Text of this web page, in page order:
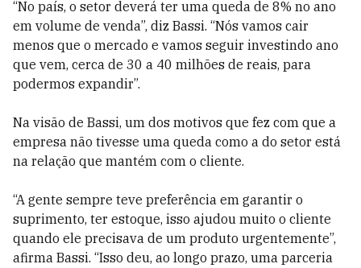
“No país, o setor deverá ter uma queda de 8% no ano
em volume de venda”, diz Bassi. “Nós vamos cair
menos que o mercado e vamos seguir investindo ano
que vem, cerca de 30 a 40 milhões de reais, para
podermos expandir”.
Na visão de Bassi, um dos motivos que fez com que a
empresa não tivesse uma queda como a do setor está
na relação que mantém com o cliente.
“A gente sempre teve preferência em garantir o
suprimento, ter estoque, isso ajudou muito o cliente
quando ele precisava de um produto urgentemente”,
afirma Bassi. “Isso deu, ao longo prazo, uma parceria